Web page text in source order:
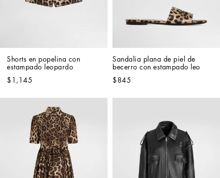
Shorts en popelina con
estampado leopardo
$1,145
Sandalia plana de piel de
becerro con estampado leo
$845